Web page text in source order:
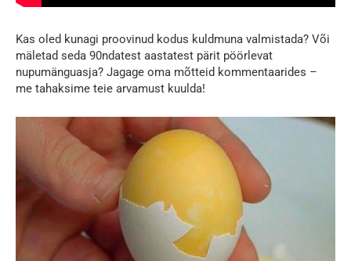
Kas oled kunagi proovinud kodus kuldmuna valmistada? Või
mäletad seda 90ndatest aastatest pärit pöörlevat
nupumänguasja? Jagage oma mõtteid kommentaarides –
me tahaksime teie arvamust kuulda!